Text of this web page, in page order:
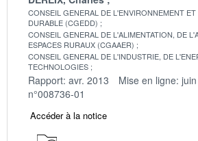
CONSEIL GENERAL DE L'ENVIRONNEMENT
DURABLE (CGEDD)
CONSEIL GENERAL DE L'ALIMENTATION, DE
ESPACES RURAUX (CGAAER)
CONSEIL GENERAL DE L'INDUSTRIE, DE
TECHNOLOGIES
Rapport: avr. 2013 Mise en ligne:
n°008736-01
Accéder à la notice